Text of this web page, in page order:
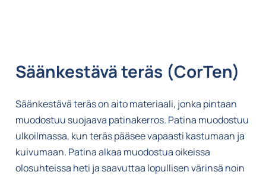
Säänkestävä teräs (CorTen)
Säänkestävä teräs on aito materiaali, jonka pintaan
muodostuu suojaava patinakerros. Patina muodostuu
ulkoilmassa, kun teräs pääsee vapaasti kastumaan ja
kuivumaan. Patina alkaa muodostua oikeissa
olosuhteissa heti ja saavuttaa lopullisen värinsä noin